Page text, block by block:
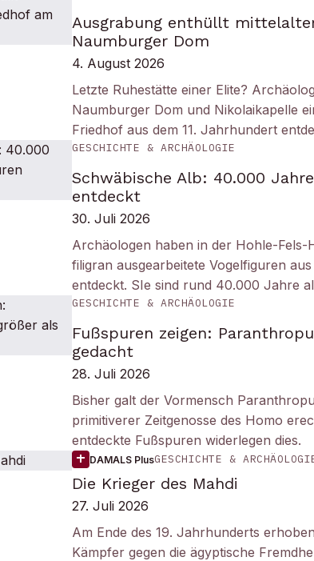
Ausgrabung enthüllt
Naumburger Dom
4. August 2026
Letzte Ruhestätte einer Elite?
Naumburger Dom und Nikolaikapelle
Friedhof aus dem 11. Jahrhundert
GESCHICHTE & ARCHÄOLOGIE
Schwäbische Alb: 40.000
entdeckt
30. Juli 2026
Archäologen haben in der Hohle-Fels-
filigran ausgearbeitete Vogelfiguren
entdeckt. SIe sind rund 40.000 Jahre
GESCHICHTE & ARCHÄOLOGIE
Fußspuren zeigen:
gedacht
28. Juli 2026
Bisher galt der Vormensch
primitiverer Zeitgenosse des Homo
entdeckte Fußspuren widerlegen dies.
DAMALS PlusGESCHICHTE &
Die Krieger des Mahdi
27. Juli 2026
Am Ende des 19. Jahrhunderts
Kämpfer gegen die ägyptische